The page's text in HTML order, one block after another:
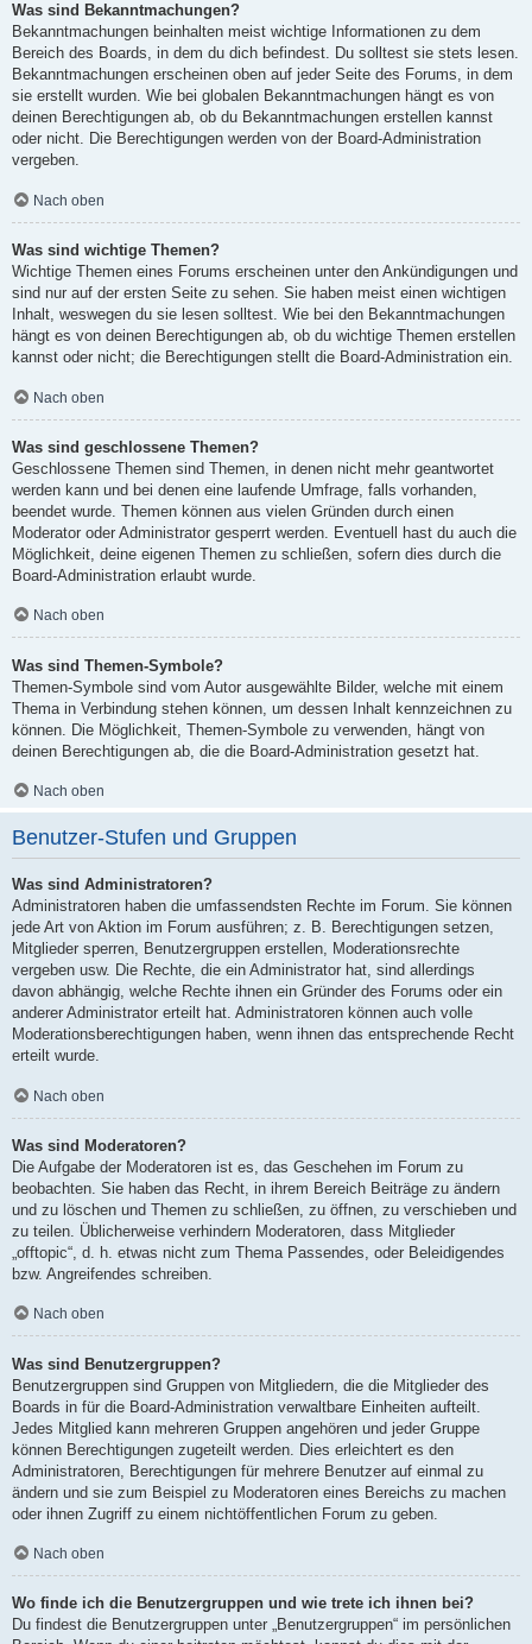
Was sind Bekanntmachungen?
Bekanntmachungen beinhalten meist wichtige Informationen zu dem
Bereich des Boards, in dem du dich befindest. Du solltest sie stets lesen.
Bekanntmachungen erscheinen oben auf jeder Seite des Forums, in dem
sie erstellt wurden. Wie bei globalen Bekanntmachungen hängt es von
deinen Berechtigungen ab, ob du Bekanntmachungen erstellen kannst
oder nicht. Die Berechtigungen werden von der Board-Administration
vergeben.
Nach oben
Was sind wichtige Themen?
Wichtige Themen eines Forums erscheinen unter den Ankündigungen und
sind nur auf der ersten Seite zu sehen. Sie haben meist einen wichtigen
Inhalt, weswegen du sie lesen solltest. Wie bei den Bekanntmachungen
hängt es von deinen Berechtigungen ab, ob du wichtige Themen erstellen
kannst oder nicht; die Berechtigungen stellt die Board-Administration ein.
Nach oben
Was sind geschlossene Themen?
Geschlossene Themen sind Themen, in denen nicht mehr geantwortet
werden kann und bei denen eine laufende Umfrage, falls vorhanden,
beendet wurde. Themen können aus vielen Gründen durch einen
Moderator oder Administrator gesperrt werden. Eventuell hast du auch die
Möglichkeit, deine eigenen Themen zu schließen, sofern dies durch die
Board-Administration erlaubt wurde.
Nach oben
Was sind Themen-Symbole?
Themen-Symbole sind vom Autor ausgewählte Bilder, welche mit einem
Thema in Verbindung stehen können, um dessen Inhalt kennzeichnen zu
können. Die Möglichkeit, Themen-Symbole zu verwenden, hängt von
deinen Berechtigungen ab, die die Board-Administration gesetzt hat.
Nach oben
Benutzer-Stufen und Gruppen
Was sind Administratoren?
Administratoren haben die umfassendsten Rechte im Forum. Sie können
jede Art von Aktion im Forum ausführen; z. B. Berechtigungen setzen,
Mitglieder sperren, Benutzergruppen erstellen, Moderationsrechte
vergeben usw. Die Rechte, die ein Administrator hat, sind allerdings
davon abhängig, welche Rechte ihnen ein Gründer des Forums oder ein
anderer Administrator erteilt hat. Administratoren können auch volle
Moderationsberechtigungen haben, wenn ihnen das entsprechende Recht
erteilt wurde.
Nach oben
Was sind Moderatoren?
Die Aufgabe der Moderatoren ist es, das Geschehen im Forum zu
beobachten. Sie haben das Recht, in ihrem Bereich Beiträge zu ändern
und zu löschen und Themen zu schließen, zu öffnen, zu verschieben und
zu teilen. Üblicherweise verhindern Moderatoren, dass Mitglieder
„offtopic“, d. h. etwas nicht zum Thema Passendes, oder Beleidigendes
bzw. Angreifendes schreiben.
Nach oben
Was sind Benutzergruppen?
Benutzergruppen sind Gruppen von Mitgliedern, die die Mitglieder des
Boards in für die Board-Administration verwaltbare Einheiten aufteilt.
Jedes Mitglied kann mehreren Gruppen angehören und jeder Gruppe
können Berechtigungen zugeteilt werden. Dies erleichtert es den
Administratoren, Berechtigungen für mehrere Benutzer auf einmal zu
ändern und sie zum Beispiel zu Moderatoren eines Bereichs zu machen
oder ihnen Zugriff zu einem nichtöffentlichen Forum zu geben.
Nach oben
Wo finde ich die Benutzergruppen und wie trete ich ihnen bei?
Du findest die Benutzergruppen unter „Benutzergruppen“ im persönlichen